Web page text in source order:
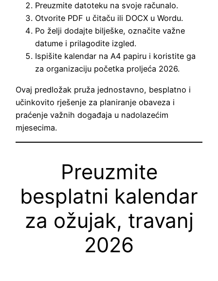
Preuzmite datoteku na svoje računalo.
Otvorite PDF u čitaču ili DOCX u Wordu.
Po želji dodajte bilješke, označite važne
datume i prilagodite izgled.
Ispišite kalendar na A4 papiru i koristite ga
za organizaciju početka proljeća 2026.
Ovaj predložak pruža jednostavno, besplatno i
učinkovito rješenje za planiranje obaveza i
praćenje važnih događaja u nadolazećim
mjesecima.
Preuzmite
besplatni kalendar
za ožujak, travanj
2026